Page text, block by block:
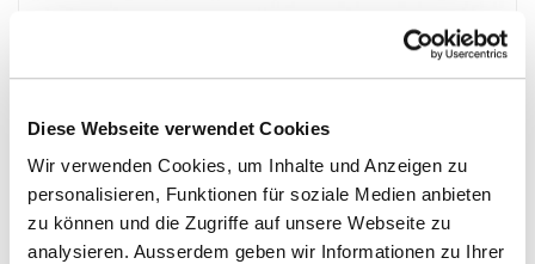
Diese Webseite verwendet Cookies
Wir verwenden Cookies, um Inhalte und Anzeigen zu
personalisieren, Funktionen für soziale Medien anbieten
zu können und die Zugriffe auf unsere Webseite zu
analysieren. Ausserdem geben wir Informationen zu Ihrer
Skip
the
of
the
images
gallery
Megawood Unterkonstruktion grau
Unterkonstruktion WPC
Mehr
Informationen
Aussenbereich
Megawood